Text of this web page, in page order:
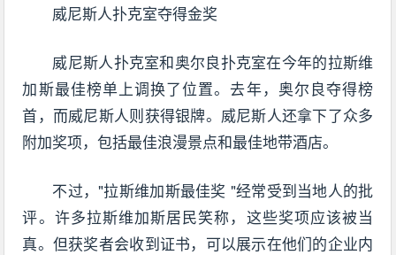
威尼斯人扑克室夺得金奖
威尼斯人扑克室和奥尔良扑克室在今年的拉斯维
加斯最佳榜单上调换了位置。去年，奥尔良夺得榜
首，而威尼斯人则获得银牌。威尼斯人还拿下了众多
附加奖项，包括最佳浪漫景点和最佳地带酒店。
不过，"拉斯维加斯最佳奖 "经常受到当地人的批
评。许多拉斯维加斯居民笑称，这些奖项应该被当
真。但获奖者会收到证书，可以展示在他们的企业内